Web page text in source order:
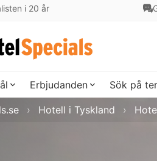
i 20 år
Erbjudanden Sök på
Hotell i Tyskland